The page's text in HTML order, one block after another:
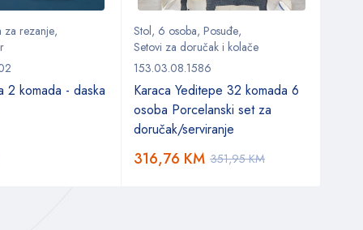
za rezanje,
2 komada - daska
Stol, 6 osoba, Posuđe,
Setovi za doručak i kolače
153.03.08.1586
Karaca Yeditepe 32 komada 6
osoba Porcelanski set za
doručak/serviranje
351,95KM
316,76 KM